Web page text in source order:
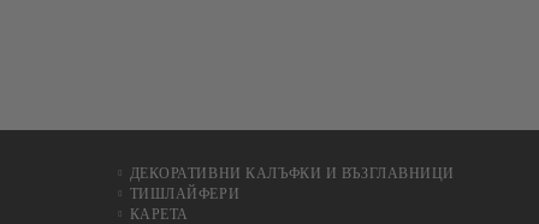
ДЕКОРАТИВНИ КАЛЪФКИ И ВЪЗГЛАВНИЦИ
ТИШЛАЙФЕРИ
КАРЕТА